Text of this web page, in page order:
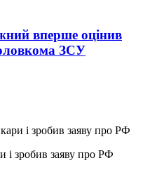
вперше оцінив
ЗСУ
і зробив заяву про РФ